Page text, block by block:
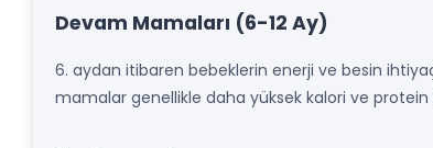
Devam Mamaları (6-12 Ay)
6. aydan itibaren bebeklerin enerji ve besin
mamalar genellikle daha yüksek kalori ve protein